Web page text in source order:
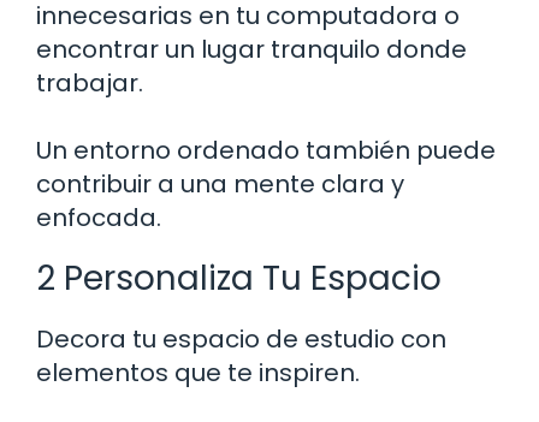
innecesarias en tu computadora o
encontrar un lugar tranquilo donde
trabajar.
Un entorno ordenado también puede
contribuir a una mente clara y
enfocada.
2 Personaliza Tu Espacio
Decora tu espacio de estudio con
elementos que te inspiren.